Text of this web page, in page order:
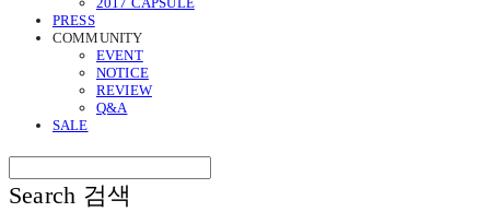
PRESS
COMMUNITY
EVENT
NOTICE
REVIEW
Q&A
SALE
Search 검색